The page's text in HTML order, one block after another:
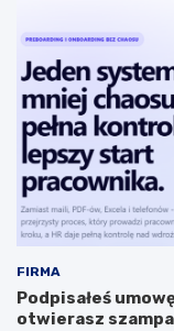
FIRMA
Podpisałeś
otwierasz